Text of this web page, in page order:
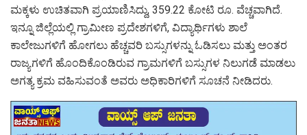
ಮಕ್ಕಳು ಉಚಿತವಾಗಿ ಪ್ರಯಾಣಿಸಿದ್ದು, 359.22 ಕೋಟಿ ರೂ. ವೆಚ್ಚವಾಗಿದೆ.
ಇನ್ನೂ ಜಿಲ್ಲೆಯಲ್ಲಿ ಗ್ರಾಮೀಣ ಪ್ರದೇಶಗಳಿಗೆ, ವಿದ್ಯಾರ್ಥಿಗಳು ಶಾಲೆ
ಕಾಲೇಜುಗಳಿಗೆ ಹೋಗಲು ಹೆಚ್ಚವರಿ ಬಸ್ಸುಗಳನ್ನು ಓಡಿಸಲು ಮತ್ತು ಅಂತರ
ರಾಜ್ಯಗಳಿಗೆ ಹೊಂದಿಕೊಂಡಿರುವ ಗ್ರಾಮಗಳಿಗೆ ಬಸ್ಸುಗಳ ನಿಲುಗಡೆ ಮಾಡಲು
ಅಗತ್ಯ ಕ್ರಮ ವಹಿಸುವಂತೆ ಅವರು ಅಧಿಕಾರಿಗಳಿಗೆ ಸೂಚನೆ ನೀಡಿದರು.